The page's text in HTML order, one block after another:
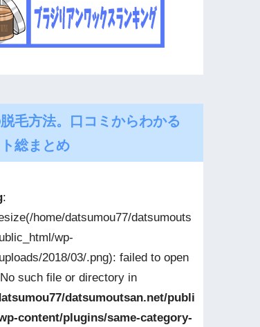
毛方法。口コミからわかる
総まとめ
:
home/datsumou77/datsumouts
wp-
2018/03/.png): failed to open
such file or directory in
datsumoutsan.net/publi
content/plugins/same-category-